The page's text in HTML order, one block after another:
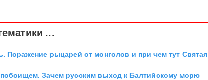
...
Поражение рыцарей от монголов и при чем тут Святая
Зачем русским выход к Балтийскому морю